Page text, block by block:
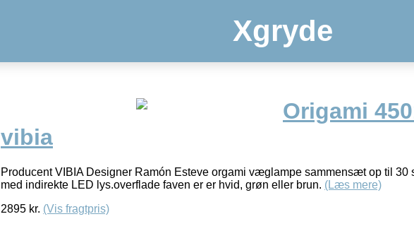
Xgryde
Origami
vibia
Producent VIBIA Designer Ramón Esteve orgami væglampe sammensæt op til 30
med indirekte LED lys.overflade faven er er hvid, grøn eller brun. (Læs mere)
2895 kr. (Vis fragtpris)